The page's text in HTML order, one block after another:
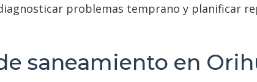
problemas temprano y planificar
saneamiento en